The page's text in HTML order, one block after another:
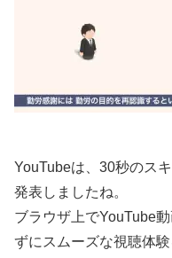
YouTubeは、30秒のス
発表しましたね。
ブラウザ上でYouTube
ずにスムーズな視聴体